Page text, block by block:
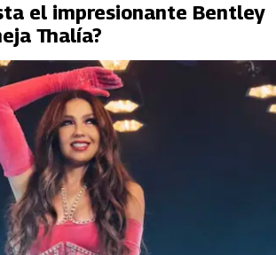
el impresionante Bentley
Thalía?